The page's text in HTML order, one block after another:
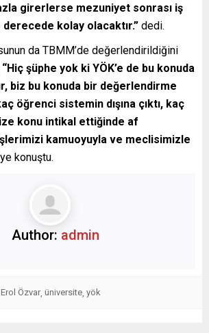
girerlerse mezuniyet sonrası iş
derecede kolay olacaktır.” dedi.
da TBMM’de değerlendirildiğini
“Hiç şüphe yok ki YÖK’e de bu konuda
biz bu konuda bir değerlendirme
öğrenci sistemin dışına çıktı, kaç
konu intikal ettiğinde af
kamuoyuyla ve meclisimizle
konuştu.
Author: admin
Erol Özvar üniversite yök